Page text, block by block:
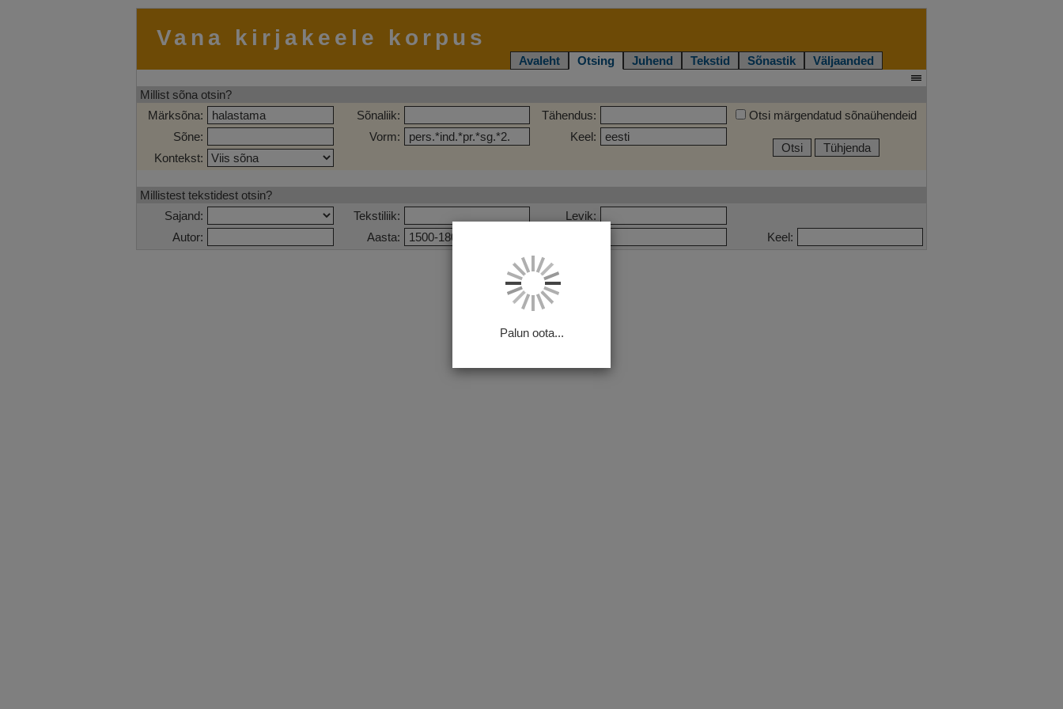
Vana kirjakeele korpus
Avaleht Otsing Juhend Tekstid Sõnastik Väljaanded
Millist sõna otsin?
Märksõna:
Sõnaliik:
Tähendus:
Sõne:
Vorm:
Keel:
Kontekst:
Otsi märgendatud sõnaühendeid
Otsi Tühjenda
Millistest tekstidest otsin?
Sajand:
Tekstiliik:
Levik:
Autor:
Aasta: Keel:
Palun oota...